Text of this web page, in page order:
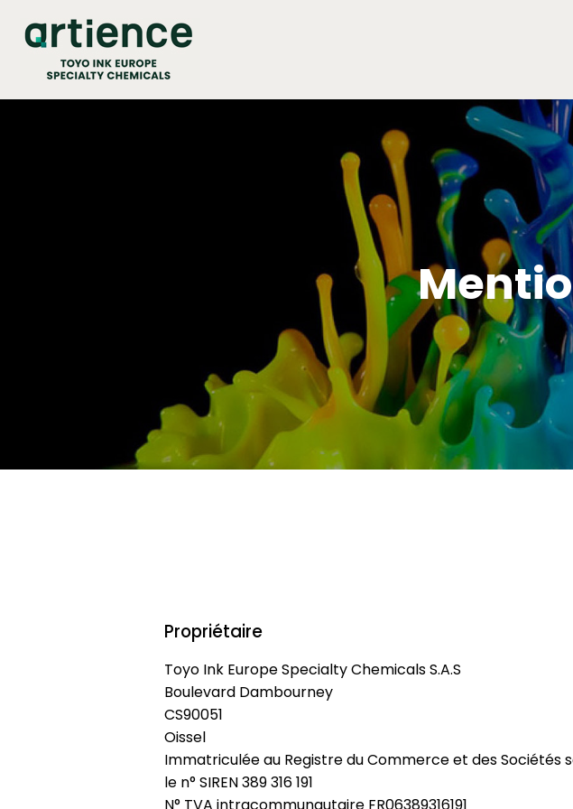
Propriétaire
Toyo Ink Europe Specialty Chemicals S.A.S
Boulevard Dambourney
CS90051
Oissel
Immatriculée au Registre du Commerce et des Sociétés
le n° SIREN 389 316 191